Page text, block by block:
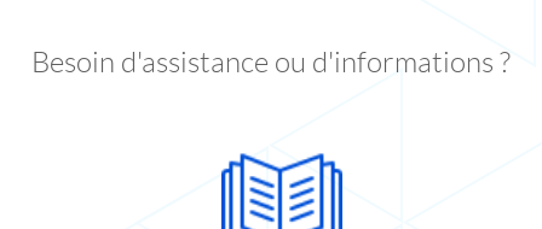
Besoin d'assistance ou d'informations ?